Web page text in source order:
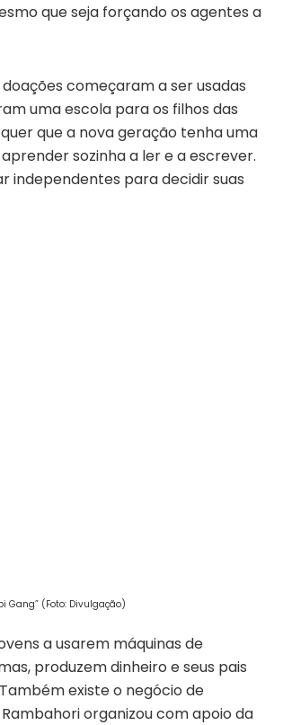
que seja forçando os agentes a
começaram a ser usadas
uma escola para os filhos das
que a nova geração tenha uma
sozinha a ler e a escrever.
independentes para decidir suas
(Foto: Divulgação)
a usarem máquinas de
produzem dinheiro e seus pais
existe o negócio de
organizou com apoio da